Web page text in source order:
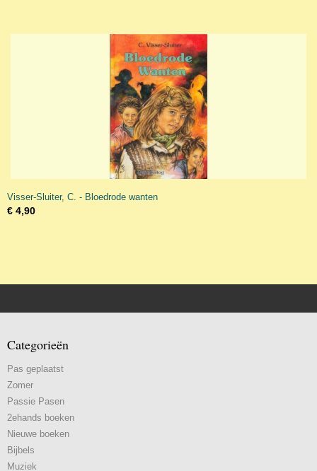
Visser-Sluiter, C. - Bloedrode wanten
€ 4,90
Categorieën
Pas geplaatst
Zomer
Passie Pasen
2ehands boeken
Nieuwe boeken
Bijbels
Muziek